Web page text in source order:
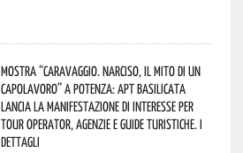
Mostra “Caravaggio. Narciso, il mito di un
capolavoro” a Potenza: APT Basilicata
lancia la manifestazione di interesse per
Tour Operator, Agenzie e Guide Turistiche. I
dettagli